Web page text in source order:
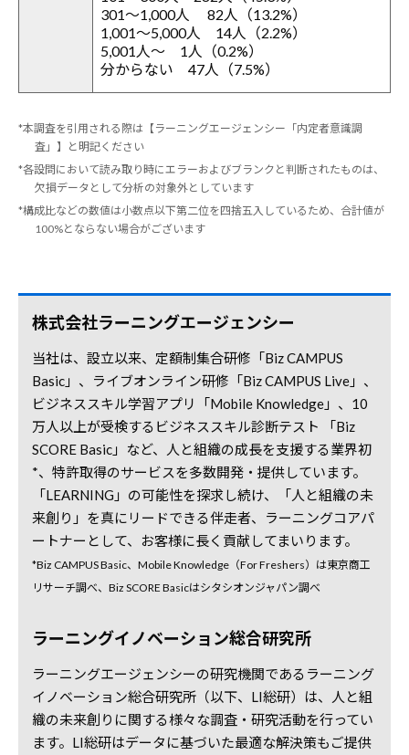
301～1,000人 82人（13.2%）
1,001～5,000人 14人（2.2%）
5,001人～ 1人（0.2%）
分からない 47人（7.5%）
*本調査を引用される際は【ラーニングエージェンシー「内定者意識調
査」】と明記ください
*各設問において読み取り時にエラーおよびブランクと判断されたものは、
欠損データとして分析の対象外としています
*構成比などの数値は小数点以下第二位を四捨五入しているため、合計値が
100%とならない場合がございます
株式会社ラーニングエージェンシー
当社は、設立以来、定額制集合研修「Biz CAMPUS
Basic」、ライブオンライン研修「Biz CAMPUS Live」、
ビジネススキル学習アプリ「Mobile Knowledge」、10
万人以上が受検するビジネススキル診断テスト 「Biz
SCORE Basic」など、人と組織の成長を支援する業界初
*、特許取得のサービスを多数開発・提供しています。
「LEARNING」の可能性を探求し続け、「人と組織の未
来創り」を真にリードできる伴走者、ラーニングコアパ
ートナーとして、お客様に長く貢献してまいります。
*Biz CAMPUS Basic、Mobile Knowledge（For Freshers）は東京商工
リサーチ調べ、Biz SCORE Basicはシタシオンジャパン調べ
ラーニングイノベーション総合研究所
ラーニングエージェンシーの研究機関であるラーニング
イノベーション総合研究所（以下、LI総研）は、人と組
織の未来創りに関する様々な調査・研究活動を行ってい
ます。LI総研はデータに基づいた最適な解決策もご提供